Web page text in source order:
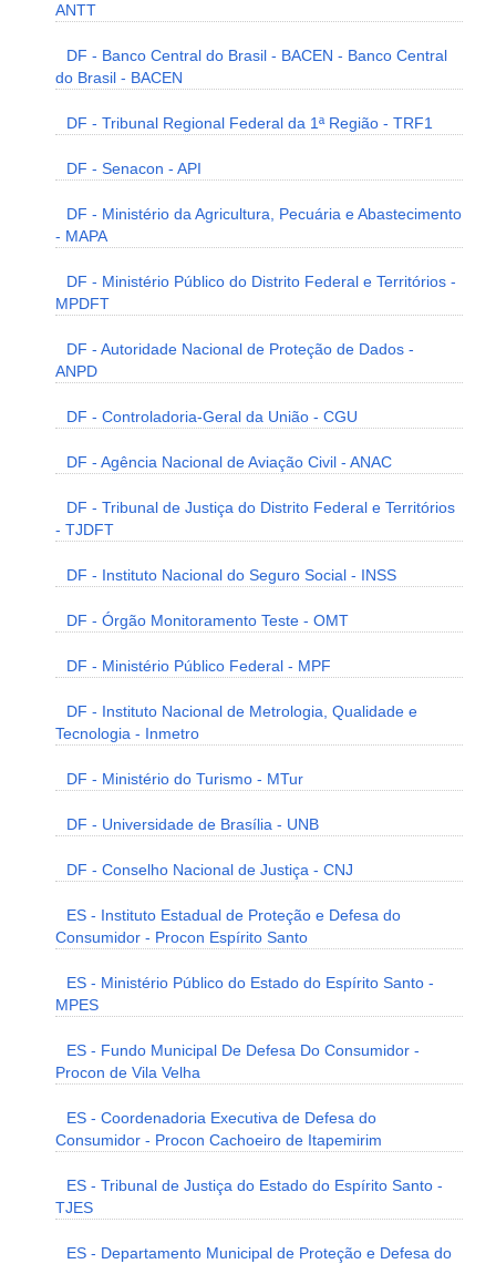
ANTT
DF - Banco Central do Brasil - BACEN - Banco Central
do Brasil - BACEN
DF - Tribunal Regional Federal da 1ª Região - TRF1
DF - Senacon - API
DF - Ministério da Agricultura, Pecuária e Abastecimento
- MAPA
DF - Ministério Público do Distrito Federal e Territórios -
MPDFT
DF - Autoridade Nacional de Proteção de Dados -
ANPD
DF - Controladoria-Geral da União - CGU
DF - Agência Nacional de Aviação Civil - ANAC
DF - Tribunal de Justiça do Distrito Federal e Territórios
- TJDFT
DF - Instituto Nacional do Seguro Social - INSS
DF - Órgão Monitoramento Teste - OMT
DF - Ministério Público Federal - MPF
DF - Instituto Nacional de Metrologia, Qualidade e
Tecnologia - Inmetro
DF - Ministério do Turismo - MTur
DF - Universidade de Brasília - UNB
DF - Conselho Nacional de Justiça - CNJ
ES - Instituto Estadual de Proteção e Defesa do
Consumidor - Procon Espírito Santo
ES - Ministério Público do Estado do Espírito Santo -
MPES
ES - Fundo Municipal De Defesa Do Consumidor -
Procon de Vila Velha
ES - Coordenadoria Executiva de Defesa do
Consumidor - Procon Cachoeiro de Itapemirim
ES - Tribunal de Justiça do Estado do Espírito Santo -
TJES
ES - Departamento Municipal de Proteção e Defesa do